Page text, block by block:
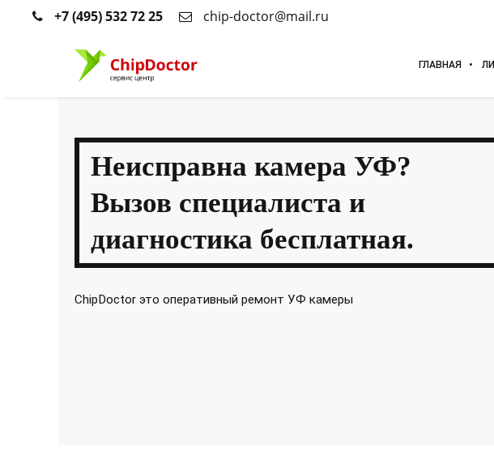
+7 (495) 532 72 25 chip-doctor@mail.ru
ГЛАВНАЯ
Неисправна камера УФ?
Вызов специалиста и
диагностика бесплатная.
ChipDoctor это оперативный ремонт УФ камеры